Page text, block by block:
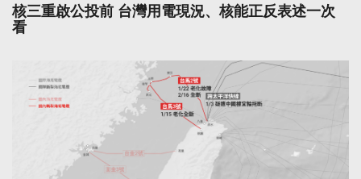
核三重啟公投前 台灣用電現況、核能正反表述一次
看